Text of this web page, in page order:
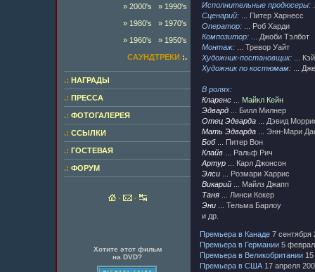
» 2000's
» 1990's
» 1980's
» 1970's
» 1960's
» 1950's
САУНДТРЕКИ :.
.: НАГРАДЫ
.: ПРЕССА
.: ФОТОГАЛЕРЕЯ
.: ССЫЛКИ
.: ГОСТЕВАЯ
.: ФОРУМ
· ·
Хотите этот фильм
на DVD?
Исполнительные продюсеры:
Сценарий: ... Питер Харнесс
Оператор: ... Роб Харди
Композитор: ... Джоби Тэлбот
Монтаж: ... Тревор Уайт
Художник-постановщик: ...
Художник по костюмам: ...
В ролях:
Кларенс
Майкл Кейн
Эдвард ... Билл Милнер
Отец Эдварда ... Дэвид
Мать Эдварда ... Энн-Мари
Боб... Питер Вон
Клайв ... Ральф Рич
Артур ... Карл Джонсон
Элси ... Розмари Харрис
Викарий ... Майлз Джапп
Таня ... Линси Кокер
Эни ... Тельма Барлоу
и др.
Премьера в Канаде 7 сентября
Премьера в Германии 5
Премьера в Великобритании
Премьера в США 17 апреля